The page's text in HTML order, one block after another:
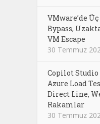
VMware’de
Bypass,
VM Escape
30 Temmuz
Copilot Studio
Azure Load
Direct Line,
Rakamlar
30 Temmuz